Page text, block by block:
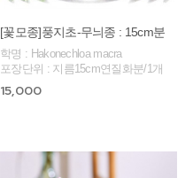
[꽃모종]풍지초-무늬종 : 15cm분
학명 : Hakonechloa macra
포장단위 : 지름15cm연질화분/1개
15,000